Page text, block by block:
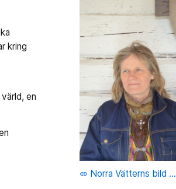
kring
en
link Norra Vätterns bild ...